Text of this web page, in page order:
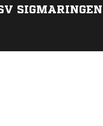
SIGMARINGEN